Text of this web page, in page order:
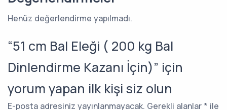
Henüz değerlendirme yapılmadı.
“51 cm Bal Eleği ( 200 kg Bal
Dinlendirme Kazanı İçin)” için
yorum yapan ilk kişi siz olun
E-posta adresiniz yayınlanmayacak. Gerekli alanlar * ile